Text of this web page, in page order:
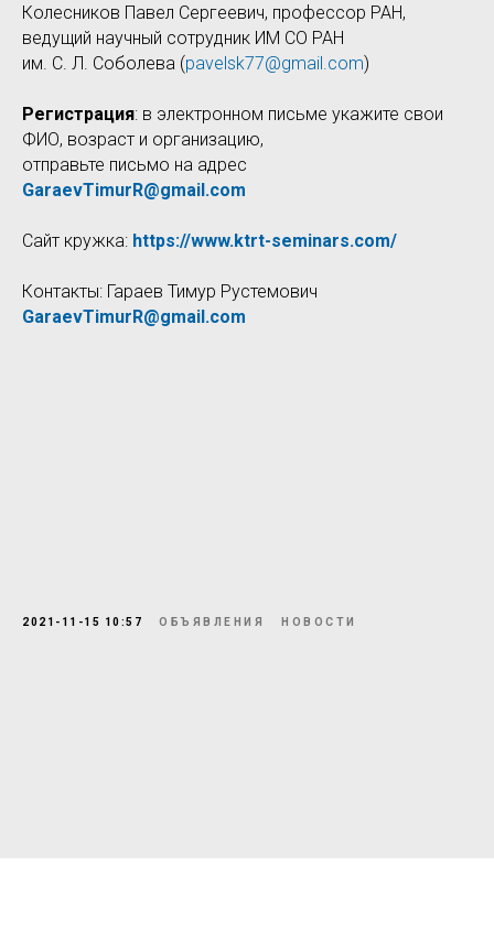
Колесников Павел Сергеевич, профессор РАН,
ведущий научный сотрудник ИМ СО РАН
им. С. Л. Соболева (pavelsk77@gmail.com)
Регистрация: в электронном письме укажите свои
ФИО, возраст и организацию,
отправьте письмо на адрес
GaraevTimurR@gmail.com
Сайт кружка: https://www.ktrt-seminars.com/
Контакты: Гараев Тимур Рустемович
GaraevTimurR@gmail.com
2021-11-15 10:57 ОБЪЯВЛЕНИЯ НОВОСТИ